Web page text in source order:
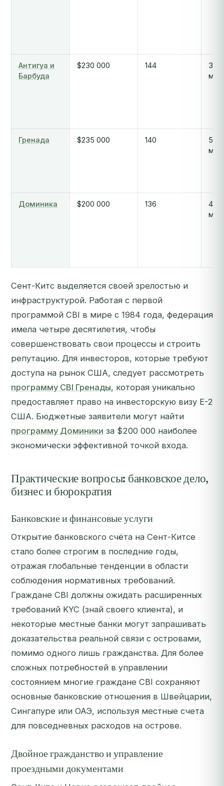
Антигуа и
Барбуда
$230 000 144
3-6
Гренада $235 000 140
5-7
Доминика $200 000 136
4-6
Сент-Китс выделяется своей зрелостью и
инфраструктурой. Работая с первой
программой CBI в мире с 1984 года, федерация
имела четыре десятилетия, чтобы
совершенствовать свои процессы и строить
репутацию. Для инвесторов, которые требуют
доступа на рынок США, следует рассмотреть
программу CBI Гренады, которая уникально
предоставляет право на инвесторскую визу E-2
США. Бюджетные заявители могут найти
программу Доминики за $200 000 наиболее
экономически эффективной точкой входа.
Практические вопросы: банковское дело,
бизнес и бюрократия
Банковские и финансовые услуги
Открытие банковского счёта на Сент-Китсе
стало более строгим в последние годы,
отражая глобальные тенденции в области
соблюдения нормативных требований.
Граждане CBI должны ожидать расширенных
требований KYC (знай своего клиента), и
некоторые местные банки могут запрашивать
доказательства реальной связи с островами,
помимо одного лишь гражданства. Для более
сложных потребностей в управлении
состоянием многие граждане CBI сохраняют
основные банковские отношения в Швейцарии,
Сингапуре или ОАЭ, используя местные счета
для повседневных расходов на острове.
Двойное гражданство и управление
проездными документами